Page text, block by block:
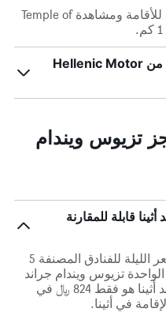
تزيوس ويندام جراند أثينا مكان جيد للأقامة ومشاهدة Temple of
هل تزيوس ويندام جراند أثينا قريب من Hellenic Motor
تزيوس ويندام
قابلة للمقارنة
هناك فرق يبلغ 52% في متوسط ​​سعر الليلة للفنادق المصنفة 5
تزيوس ويندام جراند
أثينا. السعر في تزيوس ويندام جراند أثينا هو فقط 824 ﷼ في
في أثينا.